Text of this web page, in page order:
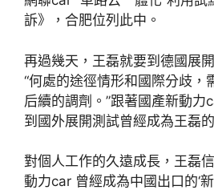
訴》，合肥位列此中。
再過幾天，王磊就要到德國展
“何處的途徑情形和國際分歧，
后續的調劑。”跟著國產新動力
到國外展開測試曾經成為王磊
對個人工作的久遠成長，王磊
動力car 曾經成為中國出口的‘